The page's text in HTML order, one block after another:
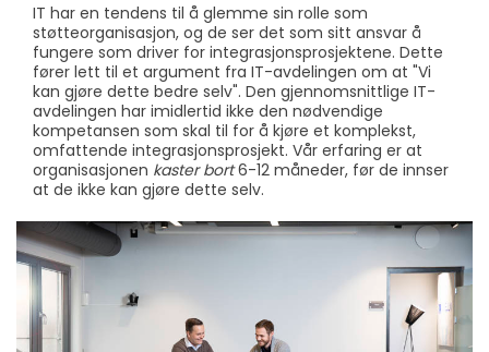
IT har en tendens til å glemme sin rolle som
støtteorganisasjon, og de ser det som sitt ansvar å
fungere som driver for integrasjonsprosjektene. Dette
fører lett til et argument fra IT-avdelingen om at "Vi
kan gjøre dette bedre selv". Den gjennomsnittlige IT-
avdelingen har imidlertid ikke den nødvendige
kompetansen som skal til for å kjøre et komplekst,
omfattende integrasjonsprosjekt. Vår erfaring er at
organisasjonen kaster bort6-12 måneder, før de innser
at de ikke kan gjøre dette selv.